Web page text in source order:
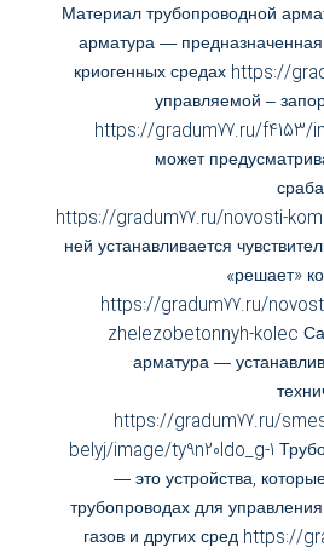
Материал трубопроводной
арматура —
криогенных средах https://
управляемой –
https://gradum77.ru/f4153/
может
https://gradum77.ru/novosti-
ней устанавливается
«решает»
https://gradum77.ru/
zhelezobetonnyh-kolec
арматура —
https://gradum77.ru/
belyj/image/ty9n20ldo_g-1
— это устройства,
трубопроводах для
газов и других сред https://